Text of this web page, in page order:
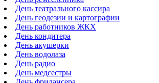
День театрального кассира
День геодезии и картографии
День работников ЖКХ
День кондитера
День акушерки
День водолаза
День радио
День медсестры